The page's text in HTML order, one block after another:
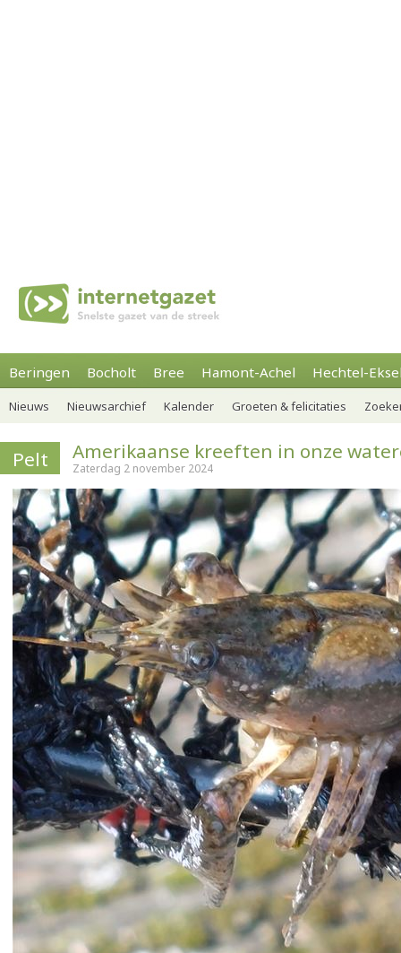
Beringen Bocholt Bree Hamont-Achel Hechtel-
Nieuws Nieuwsarchief Kalender Groeten & felicitaties
Pelt Amerikaanse kreeften in onze
Zaterdag 2 november 2024